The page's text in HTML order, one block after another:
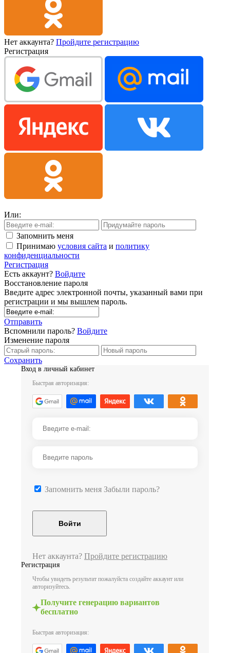
Нет аккаунта? Пройдите регистрацию
Регистрация
Или:
Запомнить меня
Принимаю условия сайта и политику
конфиденциальности
Регистрация
Есть аккаунт? Войдите
Восстановление пароля
Введите адрес электронной почты, указанный вами при
регистрации и мы вышлем пароль.
Отправить
Вспомнили пароль? Войдите
Изменение пароля
Сохранить
Вход в личный кабинет
Быстрая авторизация:
Запомнить меня Забыли пароль?
Нет аккаунта? Пройдите регистрацию
Регистрация
Чтобы увидеть результат пожалуйста создайте аккаунт или
авторизуйтесь.
Получите генерацию вариантов
бесплатно
Быстрая авторизация: